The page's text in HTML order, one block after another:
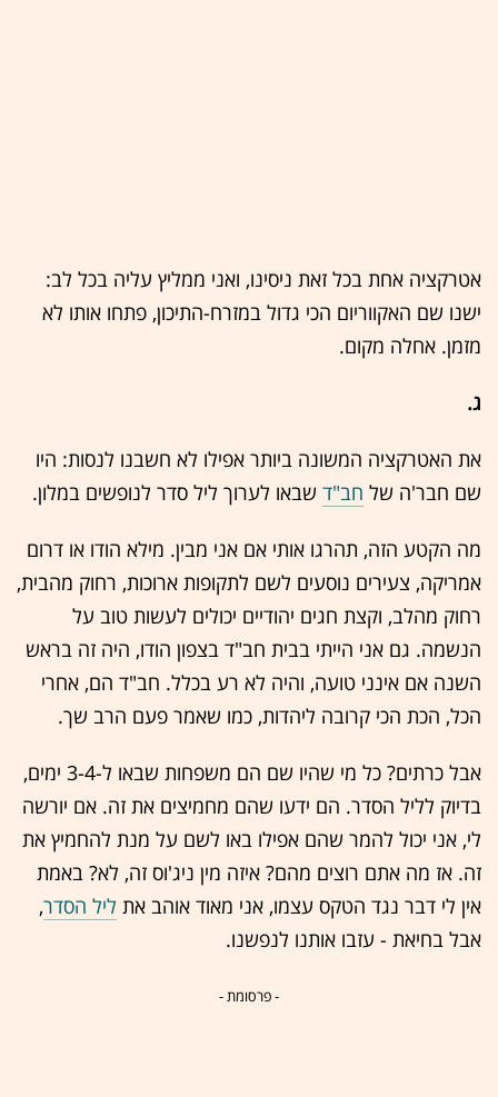
אטרקציה אחת בכל זאת ניסינו, ואני ממליץ עליה בכל לב:
ישנו שם האקווריום הכי גדול במזרח-התיכון, פתחו אותו לא
מזמן. אחלה מקום.
ג.
את האטרקציה המשונה ביותר אפילו לא חשבנו לנסות: היו
שם חבר'ה של חב"ד שבאו לערוך ליל סדר לנופשים במלון.
מה הקטע הזה, תהרגו אותי אם אני מבין. מילא הודו או דרום
אמריקה, צעירים נוסעים לשם לתקופות ארוכות, רחוק מהבית,
רחוק מהלב, וקצת חגים יהודיים יכולים לעשות טוב על
הנשמה. גם אני הייתי בבית חב"ד בצפון הודו, היה זה בראש
השנה אם אינני טועה, והיה לא רע בכלל. חב"ד הם, אחרי
הכל, הכת הכי קרובה ליהדות, כמו שאמר פעם הרב שך.
אבל כרתים? כל מי שהיו שם הם משפחות שבאו ל-3-4 ימים,
בדיוק לליל הסדר. הם ידעו שהם מחמיצים את זה. אם יורשה
לי, אני יכול להמר שהם אפילו באו לשם על מנת להחמיץ את
זה. אז מה אתם רוצים מהם? איזה מין ניג'וס זה, לא? באמת
אין לי דבר נגד הטקס עצמו, אני מאוד אוהב את ליל הסדר,
אבל בחיאת - עזבו אותנו לנפשנו.
- פרסומת -